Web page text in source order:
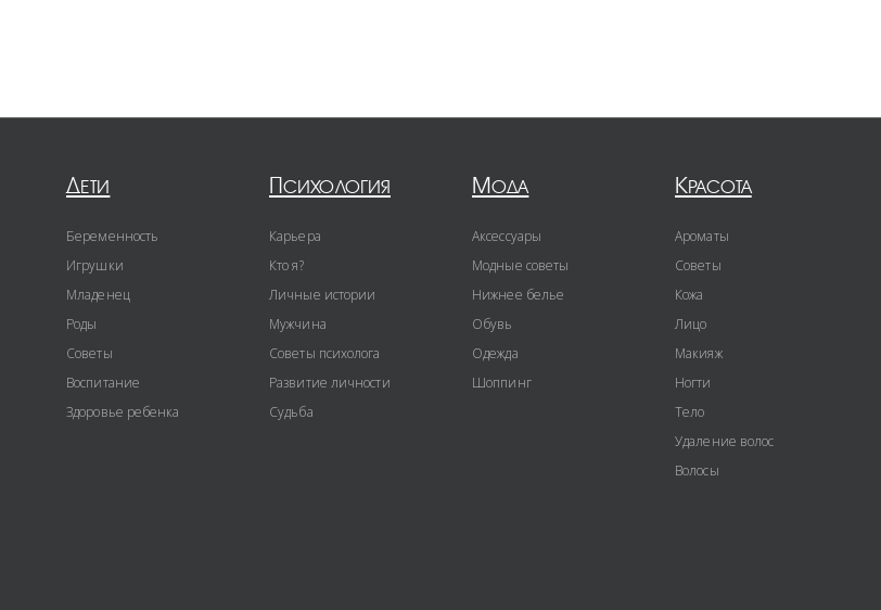
Дети
Беременность
Игрушки
Младенец
Роды
Советы
Воспитание
Здоровье ребенка
Психология
Карьера
Кто я?
Личные истории
Мужчина
Советы психолога
Развитие личности
Судьба
Мода
Аксессуары
Модные советы
Нижнее белье
Обувь
Одежда
Шоппинг
Красота
Ароматы
Советы
Кожа
Лицо
Макияж
Ногти
Тело
Удаление волос
Волосы